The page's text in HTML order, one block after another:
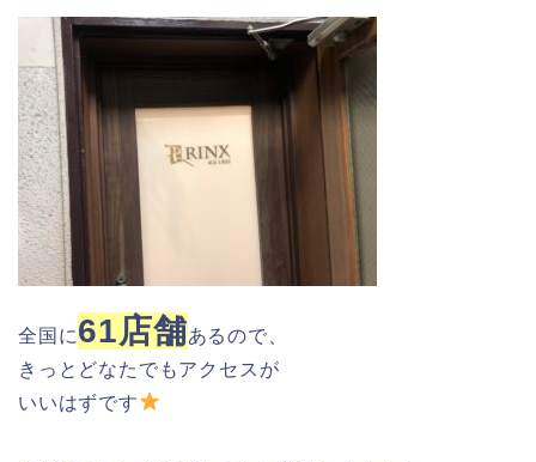
全国に61店舗あるので、
きっとどなたでもアクセスが
いいはずです